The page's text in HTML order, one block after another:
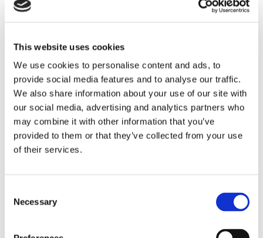
This website uses cookies
We use cookies to personalise content and ads, to
provide social media features and to analyse our traffic.
We also share information about your use of our site with
our social media, advertising and analytics partners who
may combine it with other information that you’ve
provided to them or that they’ve collected from your use
of their services.
Necessary